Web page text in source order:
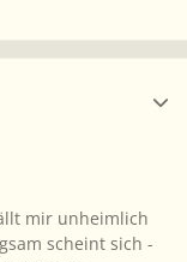
mir unheimlich
scheint sich -